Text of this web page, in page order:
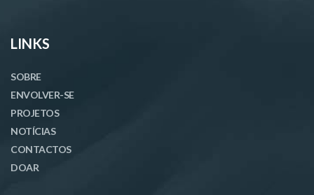
LINKS
SOBRE
ENVOLVER-SE
PROJETOS
NOTÍCIAS
CONTACTOS
DOAR